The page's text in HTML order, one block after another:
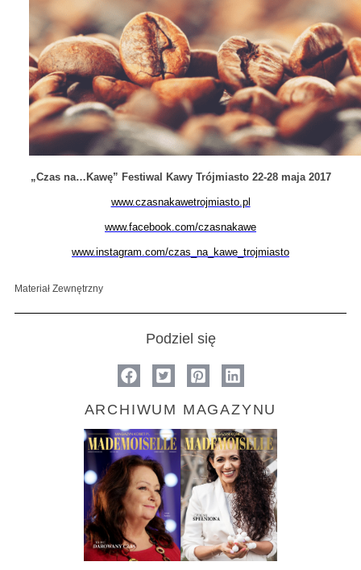
„Czas na…Kawę” Festiwal Kawy Trójmiasto 22-28 maja 2017
www.czasnakawetrojmiasto.pl
www.facebook.com/czasnakawe
www.instagram.com/czas_na_kawe_trojmiasto
Materiał Zewnętrzny
Podziel się
ARCHIWUM MAGAZYNU